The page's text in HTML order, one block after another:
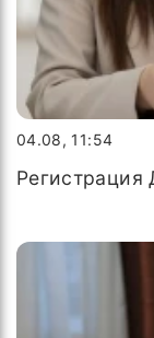
04.08, 11:54